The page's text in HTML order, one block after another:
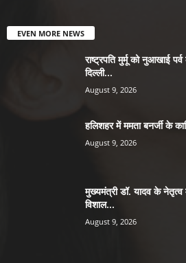
EVEN MORE NEWS
राष्ट्रपति मुर्मू को नुआखाई
दिल्ली...
August 9, 2026
हलिशहर में ममता बनर्जी के
August 9, 2026
मुख्यमंत्री डॉ. यादव के
विशाल...
August 9, 2026